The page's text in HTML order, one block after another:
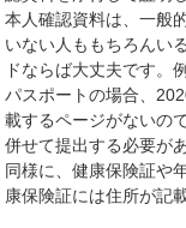
本人確認資料は、一般
いない人ももちろんい
ドならば大丈夫です。
パスポートの場合、
載するページがないの
併せて提出する必要が
同様に、健康保険証や
康保険証には住所が記